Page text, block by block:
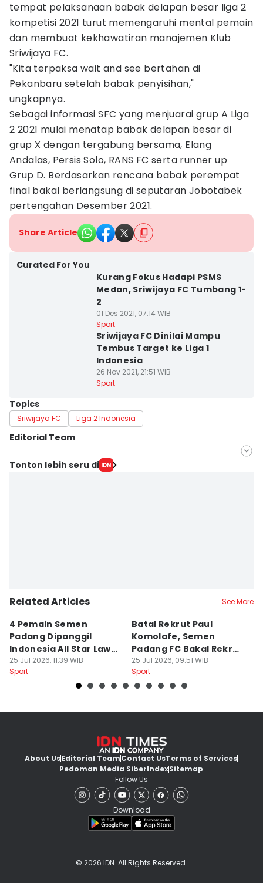
tempat pelaksanaan babak delapan besar liga 2
kompetisi 2021 turut memengaruhi mental pemain
dan membuat kekhawatiran manajemen Klub
Sriwijaya FC.
"Kita terpaksa wait and see bertahan di
Pekanbaru setelah babak penyisihan,"
ungkapnya.
Sebagai informasi SFC yang menjuarai grup A Liga
2 2021 mulai menatap babak delapan besar di
grup X dengan tergabung bersama, Elang
Andalas, Persis Solo, RANS FC serta runner up
Grup D. Berdasarkan rencana babak perempat
final bakal berlangsung di seputaran Jobotabek
pertengahan Desember 2021.
Share Article
Curated For You
Kurang Fokus Hadapi PSMS
Medan, Sriwijaya FC Tumbang 1-
2
01 Des 2021, 07:14 WIB
Sport
Sriwijaya FC Dinilai Mampu
Tembus Target ke Liga 1
Indonesia
26 Nov 2021, 21:51 WIB
Sport
Topics
Sriwijaya FC Liga 2 Indonesia
Editorial Team
Editor
Tonton lebih seru di
Related Articles See More
4 Pemain Semen
Padang Dipanggil
Indonesia All Star Lawan
Aston Villa
25 Jul 2026, 11:39 WIB
Sport
Batal Rekrut Paul
Komolafe, Semen
Padang FC Bakal Rekrut
Striker Baru
25 Jul 2026, 09:51 WIB
Sport
About UsEditorial TeamContact UsTerms of Services
Pedoman Media SiberIndexSitemap
Follow Us
Download
© 2026 IDN. All Rights Reserved.